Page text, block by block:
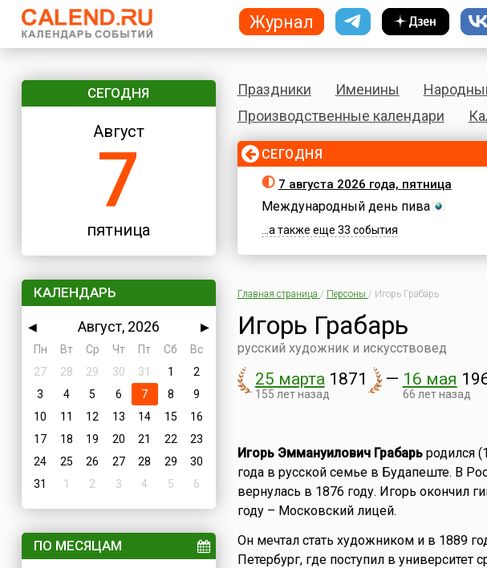
СЕГОДНЯ
Август
7
пятница
КАЛЕНДАРЬ
◀ Август, 2026
▶
Пн
Вт Ср Чт Пт Сб
Вс
27
28 29 30 31 1
2
3
4 5 6 7 8
9
10
11 12 13 14 15
16
17
18 19 20 21 22
23
24
25 26 27 28 29
30
31
1 2 3 4 5 6
ПО МЕСЯЦАМ
Праздники Именины
Производственные календари
СЕГОДНЯ
7 августа 2026 года, пятница
Международный день пива
...а также еще 33 события
Главная страница / Персоны / Игорь Грабарь
Игорь Грабарь
русский художник и искусствовед
25 марта1871
155 лет назад
— 16 мая
66 лет назад
Игорь Эммануилович Грабарьродился
года в русской семье в Будапеште. В
вернулась в 1876 году. Игорь окончил
году – Московский лицей.
Он мечтал стать художником и в 1889
Петербург, где поступил в университет
Журнал